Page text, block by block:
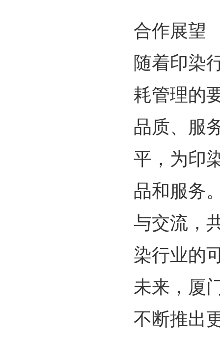
合作展望
随着印染
耗管理的
品质、服
平，为印
品和服务
与交流，
染行业的
未来，厦
不断推出